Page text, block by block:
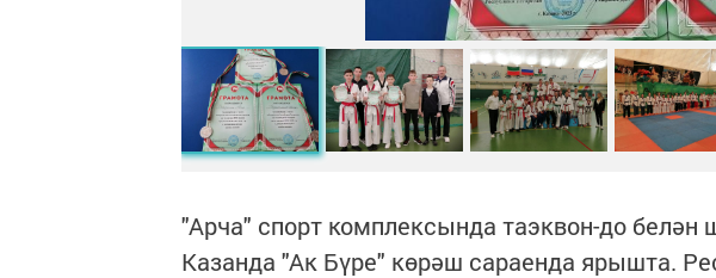
"Арча" спорт комплексында таэквон-до белән
Казанда "Ак Бүре" көрәш сараенда ярышта.